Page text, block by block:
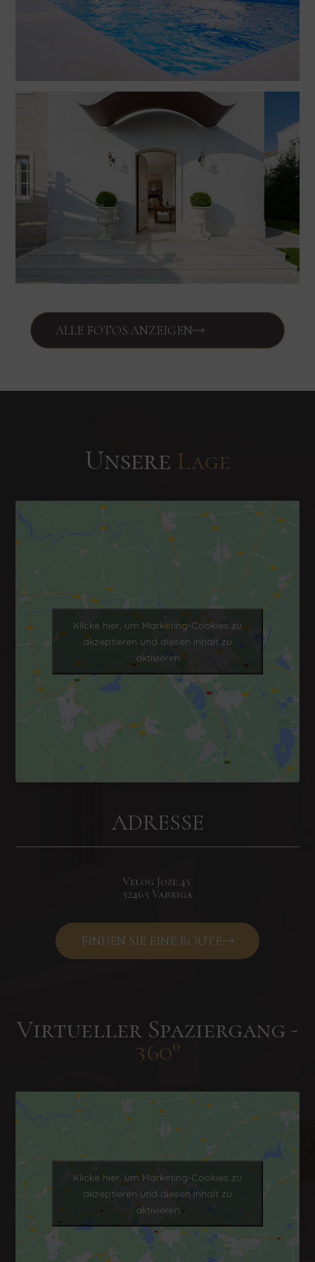
ALLE FOTOS ANZEIGEN
Unsere Lage
Klicke hier, um Marketing-Cookies zu
akzeptieren und diesen Inhalt zu
aktivieren
ADRESSE
Velog Jože 45
52465 Vabriga
FINDEN SIE EINE ROUTE
Virtueller Spaziergang -
360°
Klicke hier, um Marketing-Cookies zu
akzeptieren und diesen Inhalt zu
aktivieren